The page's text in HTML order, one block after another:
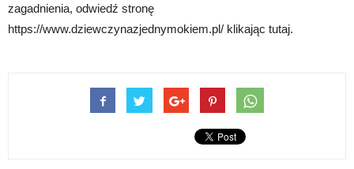
zagadnienia, odwiedź stronę
https://www.dziewczynazjednymokiem.pl/ klikając tutaj.